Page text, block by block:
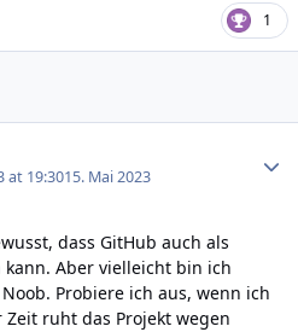
1
at 19:3015. Mai 2023
dass GitHub auch als
Aber vielleicht bin ich
Probiere ich aus, wenn ich
ruht das Projekt wegen